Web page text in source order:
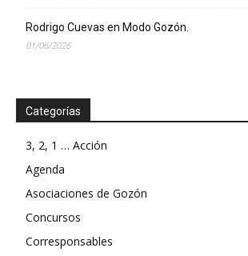
Rodrigo Cuevas en Modo Gozón.
01/06/2026
Categorías
3, 2, 1 … Acción
Agenda
Asociaciones de Gozón
Concursos
Corresponsables